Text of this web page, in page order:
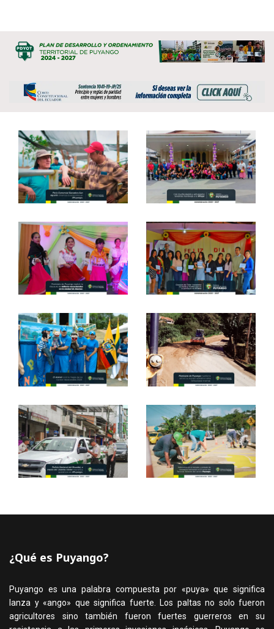
¿Qué es Puyango?
Puyango es una palabra compuesta por «puya» que significa
lanza y «ango» que significa fuerte. Los paltas no solo fueron
agricultores sino también fueron fuertes guerreros en su